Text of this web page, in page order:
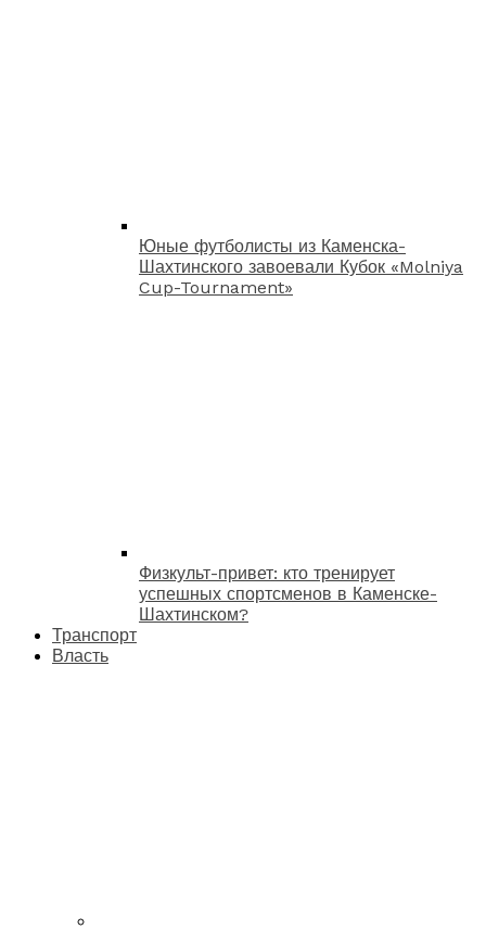
Юные футболисты из Каменска-
Шахтинского завоевали Кубок «Molniya
Cup-Tournament»
Физкульт-привет: кто тренирует
успешных спортсменов в Каменске-
Шахтинском?
Транспорт
Власть